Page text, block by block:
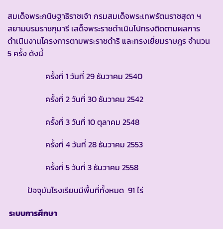
สมเด็จพระกนิษฐาธิราชเจ้า กรมสมเด็จพระเทพรัตนราชสุดา ฯ
สยามบรมราชกุมารี เสด็จพระราชดำเนินไปทรงติดตามผลการ
ดำเนินงานโครงการตามพระราชดำริ และทรงเยี่ยมราษฎร จำนวน
5 ครั้ง ดังนี้
ครั้งที่ 1 วันที่ 29 ธันวาคม 2540
ครั้งที่ 2 วันที่ 30 ธันวาคม 2542
ครั้งที่ 3 วันที่ 10 ตุลาคม 2548
ครั้งที่ 4 วันที่ 28 ธันวาคม 2553
ครั้งที่ 5 วันที่ 3 ธันวาคม 2558
ปัจจุบันโรงเรียนมีพื้นที่ทั้งหมด 91 ไร่
ระบบการศึกษา